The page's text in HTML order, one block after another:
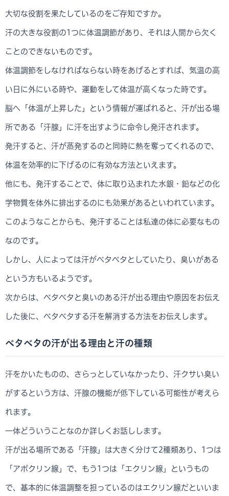
大切な役割を果たしているのをご存知ですか。
汗の大きな役割の1つに体温調節があり、それは人間から欠く
ことのできないものです。
体温調節をしなければならない時をあげるとすれば、気温の高
い日に外にいる時や、運動をして体温が高くなった時です。
脳へ「体温が上昇した」という情報が運ばれると、汗が出る場
所である「汗腺」に汗を出すように命令し発汗されます。
発汗すると、汗が蒸発するのと同時に熱を奪ってくれるので、
体温を効率的に下げるのに有効な方法といえます。
他にも、発汗することで、体に取り込まれた水銀・鉛などの化
学物質を体外に排出するのにも効果があるといわれています。
このようなことからも、発汗することは私達の体に必要なもの
なのです。
しかし、人によっては汗がベタベタとしていたり、臭いがある
という方もいるようです。
次からは、ベタベタと臭いのある汗が出る理由や原因をお伝え
した後に、ベタベタする汗を解消する方法をお伝えします。
ベタベタの汗が出る理由と汗の種類
汗をかいたものの、さらっとしていなかったり、汗クサい臭い
がするという方は、汗腺の機能が低下している可能性が考えら
れます。
一体どういうことなのか詳しくお話しします。
汗が出る場所である「汗腺」は大きく分けて2種類あり、1つは
「アポクリン線」で、もう1つは「エクリン線」というもの
で、基本的に体温調整を担っているのはエクリン線だといいま